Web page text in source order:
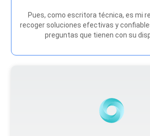
Pues, como escritora técnica, es mi
recoger soluciones efectivas y
preguntas que tienen con su